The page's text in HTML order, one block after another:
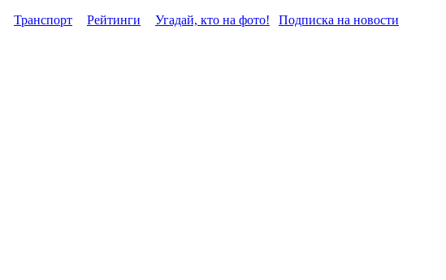
Транспорт Рейтинги Угадай, кто на фото! Подписка на новости